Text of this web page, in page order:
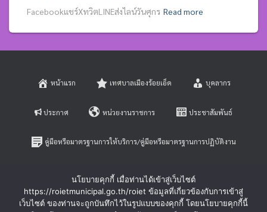
Facebookแชร์XทวิตLINEส่งไลน์วันศุกร Read more
หน้าแรก เทศบาลเมืองร้อยเอ็ด บุคลากร
ประกาศ หน่วยงานราชการ ประชาสัมพันธ์
คู่มือหรือมาตรฐานการให้บริการ/คู่มือหรือมาตรฐานการปฏิบัติงาน
หลักเกณฑ์การบริหารและพัฒนาทรัพยากรบุคคล
นโยบายคุกกี้ เมื่อท่านได้เข้าสู่เว็บไซต์
https://roietmunicipal.go.th/roiet ข้อมูลที่เกี่ยวข้องกับการเข้าสู่
เว็บไซต์ ของท่านจะถูกบันทึกไว้ในรูปแบบของคุกกี้ โดยนโยบายคุกกี้นี้